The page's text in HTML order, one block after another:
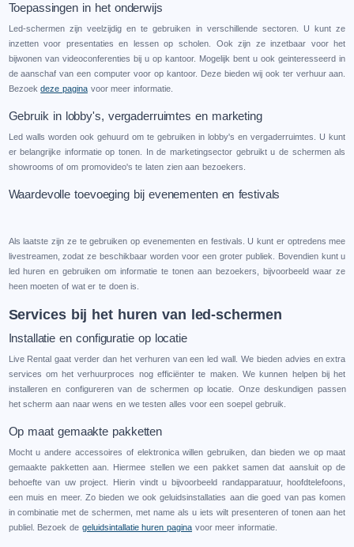
Toepassingen in het onderwijs
Led-schermen zijn veelzijdig en te gebruiken in verschillende sectoren. U kunt ze
inzetten voor presentaties en lessen op scholen. Ook zijn ze inzetbaar voor het
bijwonen van videoconferenties bij u op kantoor. Mogelijk bent u ook geinteresseerd in
de aanschaf van een computer voor op kantoor. Deze bieden wij ook ter verhuur aan.
Bezoekdeze paginavoor meer informatie.
Gebruik in lobby's, vergaderruimtes en marketing
Led walls worden ook gehuurd om te gebruiken in lobby's en vergaderruimtes. U kunt
er belangrijke informatie op tonen. In de marketingsector gebruikt u de schermen als
showrooms of om promovideo's te laten zien aan bezoekers.
Waardevolle toevoeging bij evenementen en festivals
Als laatste zijn ze te gebruiken op evenementen en festivals. U kunt er optredens mee
livestreamen, zodat ze beschikbaar worden voor een groter publiek. Bovendien kunt u
led huren en gebruiken om informatie te tonen aan bezoekers, bijvoorbeeld waar ze
heen moeten of wat er te doen is.
Services bij het huren van led-schermen
Installatie en configuratie op locatie
Live Rental gaat verder dan het verhuren van een led wall. We bieden advies en extra
services om het verhuurproces nog efficiënter te maken. We kunnen helpen bij het
installeren en configureren van de schermen op locatie. Onze deskundigen passen
het scherm aan naar wens en we testen alles voor een soepel gebruik.
Op maat gemaakte pakketten
Mocht u andere accessoires of elektronica willen gebruiken, dan bieden we op maat
gemaakte pakketten aan. Hiermee stellen we een pakket samen dat aansluit op de
behoefte van uw project. Hierin vindt u bijvoorbeeld randapparatuur, hoofdtelefoons,
een muis en meer. Zo bieden we ook geluidsinstallaties aan die goed van pas komen
in combinatie met de schermen, met name als u iets wilt presenteren of tonen aan het
publiel. Bezoek de geluidsintallatie huren pagina voor meer informatie.